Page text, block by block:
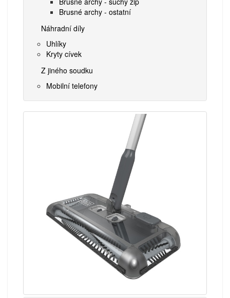
Brusné archy - ostatní
Náhradní díly
Uhlíky
Kryty cívek
Z jiného soudku
Mobilní telefony